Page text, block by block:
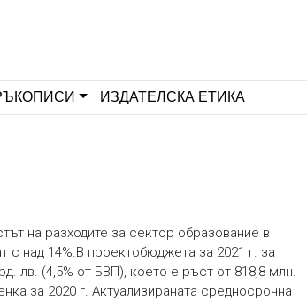
ИЗДАТЕЛСКА ЕТИКА
на разходите за сектор образование в
с над 14%.В проектобюджета за 2021 г. за
лв. (4,5% от БВП), което е ръст от 818,8 млн.
за 2020 г. Актуализираната средносрочна